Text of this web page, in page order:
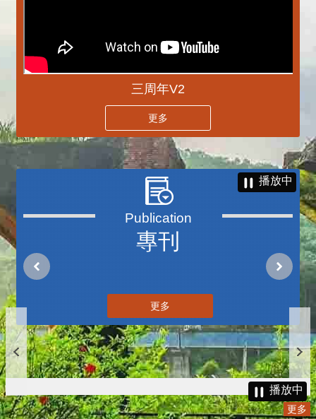
三周年V2
更多
專刊
播放中
更多
播放中
更多